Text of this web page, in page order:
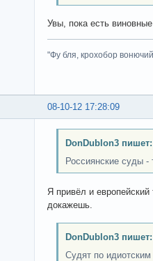
Увы, пока есть
"Фу бля, крохобор
08-10-12 17:28:09
DonDublon3 пишет:
Россиянские суды -
Я привёл и
докажешь.
DonDublon3 пишет:
Судят по идиотским